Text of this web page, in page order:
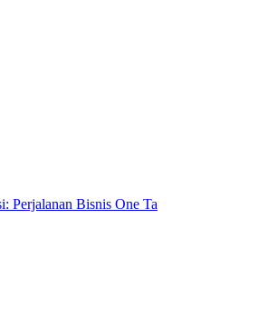
Perjalanan Bisnis One Ta